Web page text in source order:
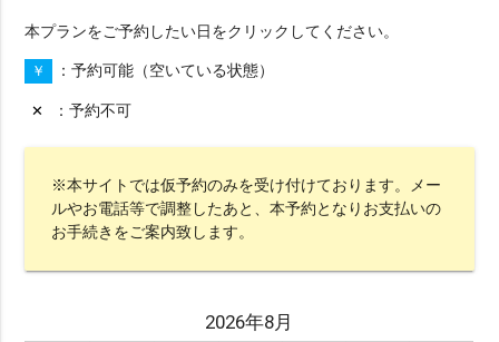
本プランをご予約したい日をクリックしてください。
￥ 予約可能（空いている状態）
✕ 予約不可
※本サイトでは仮予約のみを受け付けております。メー
ルやお電話等で調整したあと、本予約となりお支払いの
お手続きをご案内致します。
2026年8月
絞り込みで検索